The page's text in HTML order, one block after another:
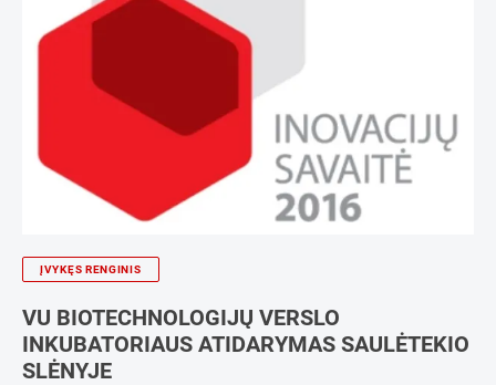
ĮVYKĘS RENGINIS
VU BIOTECHNOLOGIJŲ VERSLO
INKUBATORIAUS ATIDARYMAS SAULĖTEKIO
SLĖNYJE